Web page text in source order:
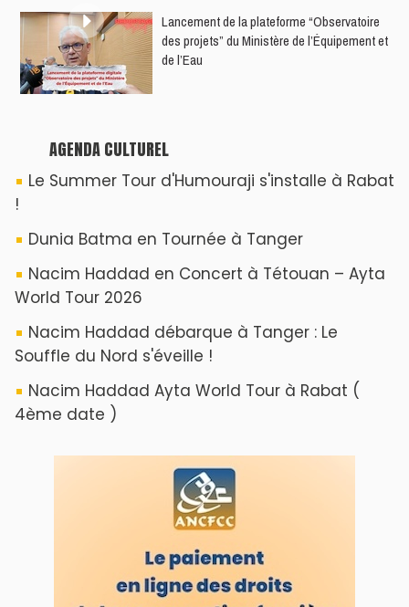
​Lancement de la plateforme “Observatoire
des projets” du Ministère de l’Équipement et
de l’Eau
AGENDA CULTUREL
Le Summer Tour d'Humouraji s'installe à Rabat
!
Dunia Batma en Tournée à Tanger
Nacim Haddad en Concert à Tétouan – Ayta
World Tour 2026
Nacim Haddad débarque à Tanger : Le
Souffle du Nord s'éveille !
Nacim Haddad Ayta World Tour à Rabat (
4ème date )